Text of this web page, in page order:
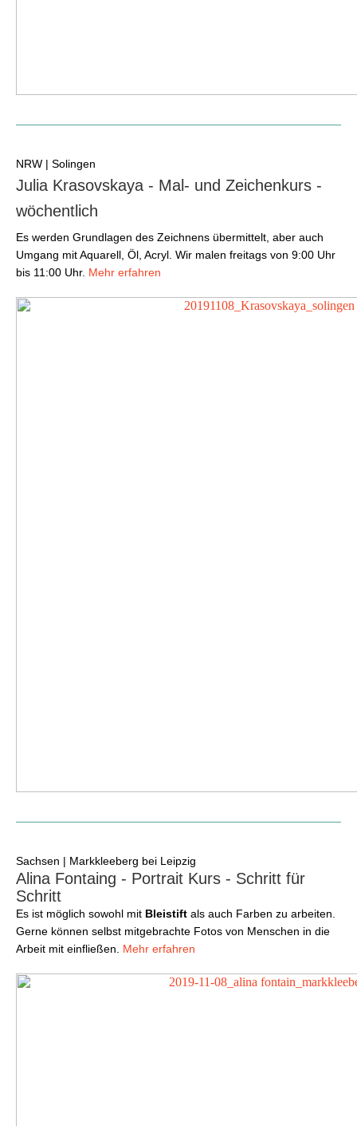
NRW | Solingen
Julia Krasovskaya - Mal- und Zeichenkurs -
wöchentlich
Es werden Grundlagen des Zeichnens übermittelt, aber auch
Umgang mit Aquarell, Öl, Acryl. Wir malen freitags von 9:00 Uhr
bis 11:00 Uhr. Mehr erfahren
Sachsen | Markkleeberg bei Leipzig
Alina Fontaing - Portrait Kurs - Schritt für
Schritt
Es ist möglich sowohl mit Bleistift als auch Farben zu arbeiten.
Gerne können selbst mitgebrachte Fotos von Menschen in die
Arbeit mit einfließen. Mehr erfahren